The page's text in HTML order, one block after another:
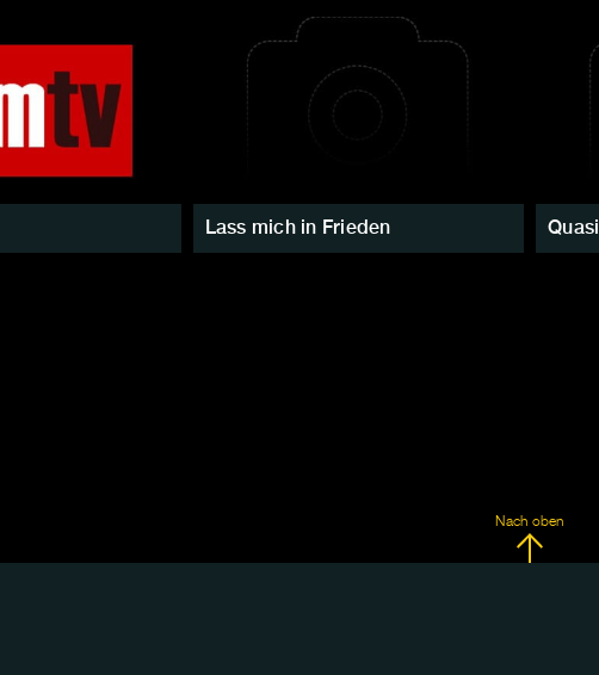
Lass mich in Frieden Quasi
Nach oben